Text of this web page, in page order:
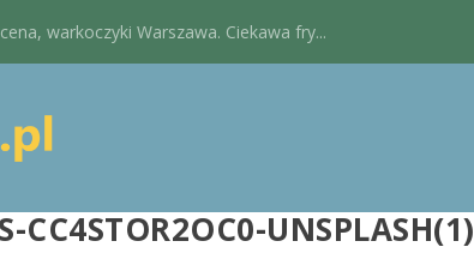
warkoczyki Warszawa. Ciekawa fry...
CC4STOR2OC0-UNSPLASH(1)